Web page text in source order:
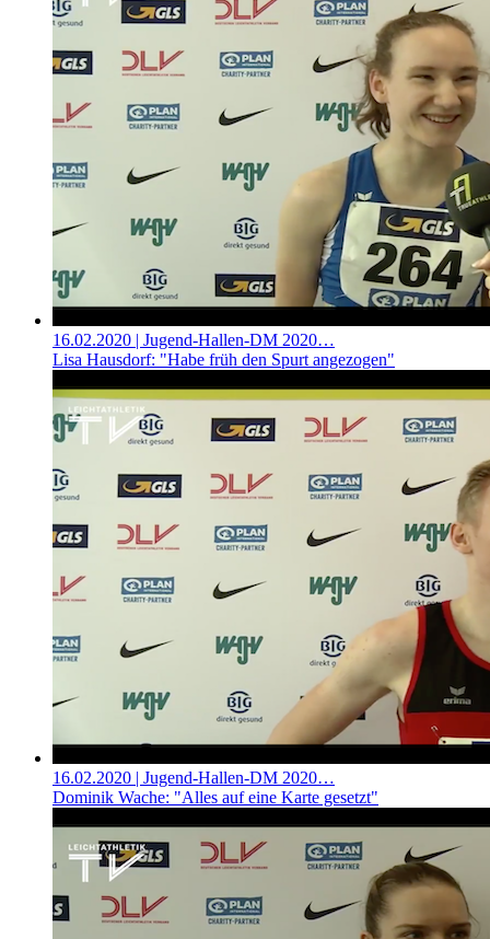
16.02.2020 | Jugend-Hallen-DM 2020…
Lisa Hausdorf: "Habe früh den Spurt angezogen"
16.02.2020 | Jugend-Hallen-DM 2020…
Dominik Wache: "Alles auf eine Karte gesetzt"